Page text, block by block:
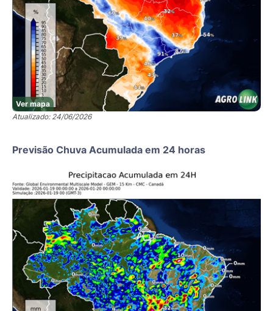
Ver mapa
Atualizado: 24/06/2026
Previsão Chuva Acumulada em 24 horas